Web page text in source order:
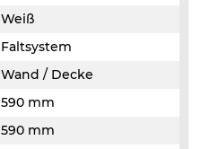
Weiß
Faltsystem
Wand / Decke
590 mm
590 mm